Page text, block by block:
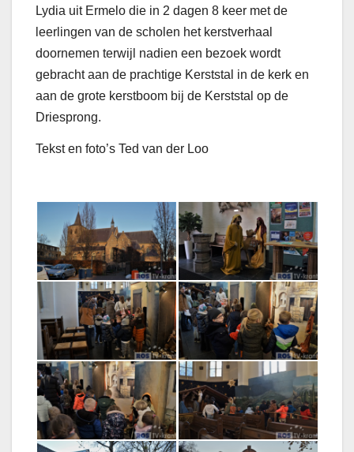
Lydia uit Ermelo die in 2 dagen 8 keer met de
leerlingen van de scholen het kerstverhaal
doornemen terwijl nadien een bezoek wordt
gebracht aan de prachtige Kerststal in de kerk en
aan de grote kerstboom bij de Kerststal op de
Driesprong.
Tekst en foto’s Ted van der Loo